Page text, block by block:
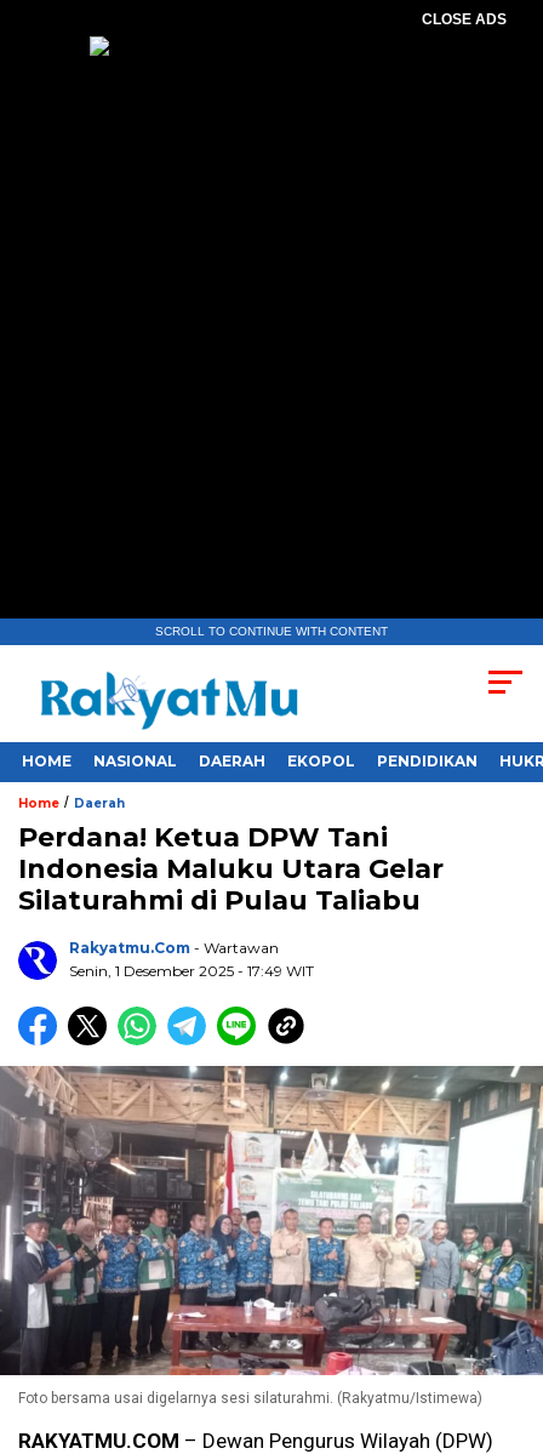
CLOSE ADS
SCROLL TO CONTINUE WITH CONTENT
HOME NASIONAL DAERAH EKOPOL PENDIDIKAN
Home / Daerah
Perdana! Ketua DPW Tani
Indonesia Maluku Utara Gelar
Silaturahmi di Pulau Taliabu
Rakyatmu.com - Wartawan
Senin, 1 Desember 2025 - 17:49 WIT
Foto bersama usai digelarnya sesi silaturahmi. (Rakyatmu/Istimewa)
RAKYATMU.COM – Dewan Pengurus Wilayah (DPW)